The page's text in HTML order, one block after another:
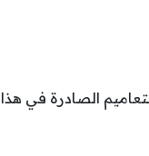
على القرارات والتعاميم الصادرة في هذا